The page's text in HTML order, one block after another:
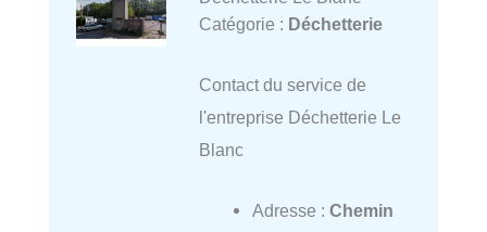
Catégorie : Déchetterie
Contact du service de
l'entreprise Déchetterie Le
Blanc
Adresse : Chemin